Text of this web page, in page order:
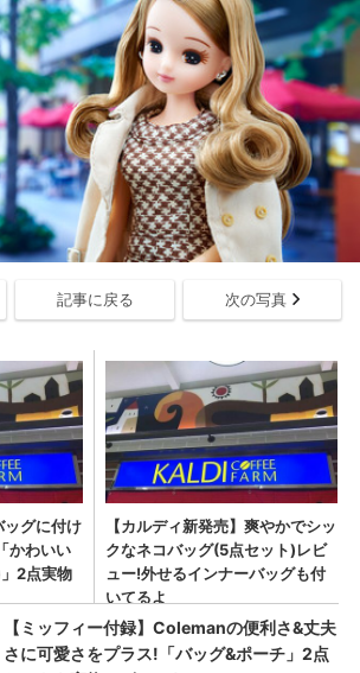
記事に戻る 次の写真